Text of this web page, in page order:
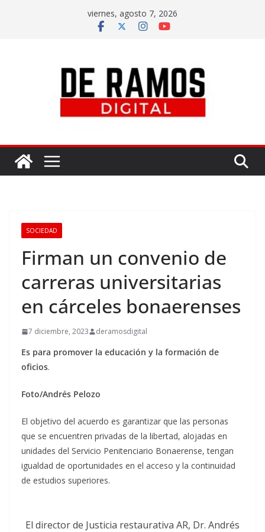
viernes, agosto 7, 2026
SOCIEDAD
Firman un convenio de
carreras universitarias
en cárceles bonaerenses
7 diciembre, 2023 deramosdigital
Es para promover la educación y la formación de
oficios.
Foto/Andrés Pelozo
El objetivo del acuerdo es garantizar que las personas
que se encuentren privadas de la libertad, alojadas en
unidades del Servicio Penitenciario Bonaerense, tengan
igualdad de oportunidades en el acceso y la continuidad
de estudios superiores.
El director de Justicia restaurativa AR, Dr. Andrés